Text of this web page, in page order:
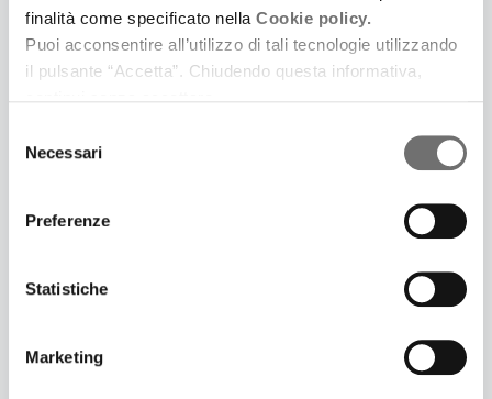
finalità come specificato nella Cookie policy.
Puoi acconsentire all’utilizzo di tali tecnologie utilizzando
il pulsante “Accetta”. Chiudendo questa informativa,
delNecessari
Preferenze
Statistiche
Marketing
2 Marzo 2026
DANCE LAND | MARZO 26
Gli imperdibili appuntamenti di danza scelti per noi